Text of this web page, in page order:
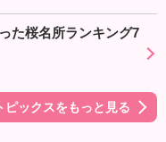
た桜名所ランキング7
ピックスをもっと見る